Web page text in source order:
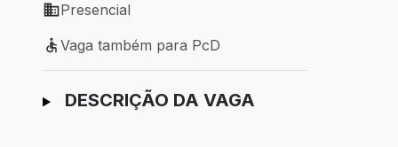
Modelo de trabalho: Presencial
Presencial
Vaga também para PcD
Vaga também para PcD
Ir para candidatura
DESCRIÇÃO DA VAGA